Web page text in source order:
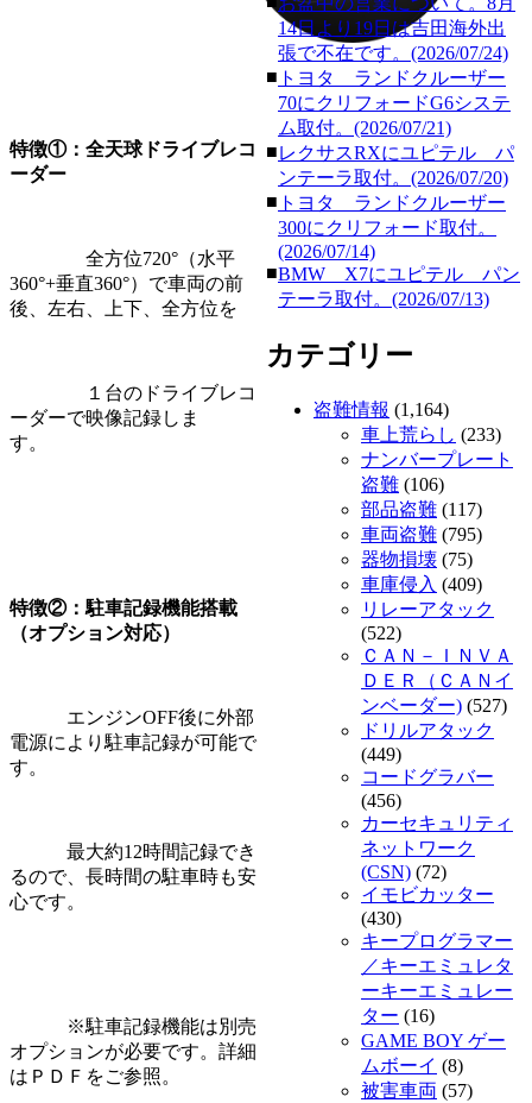
特徴①：全天球ドライブレコ
ーダー
全方位720°（水平
360°+垂直360°）で車両の前
後、左右、上下、全方位を
１台のドライブレコ
ーダーで映像記録しま
す。
特徴②：駐車記録機能搭載
（オプション対応）
エンジンOFF後に外部
電源により駐車記録が可能で
す。
最大約12時間記録でき
るので、長時間の駐車時も安
心です。
※駐車記録機能は別売
オプションが必要です。詳細
はＰＤＦをご参照。
14日より19日は吉田海外出
張で不在です。(2026/07/24)
■ トヨタ ランドクルーザー
70にクリフォードG6システ
ム取付。(2026/07/21)
■レクサスRXにユピテル パ
ンテーラ取付。(2026/07/20)
■ トヨタ ランドクルーザー
300にクリフォード取付。
(2026/07/14)
■BMW X7にユピテル パン
テーラ取付。(2026/07/13)
カテゴリー
盗難情報 (1,164)
車上荒らし (233)
ナンバープレート
盗難 (106)
部品盗難 (117)
車両盗難 (795)
器物損壊 (75)
車庫侵入 (409)
リレーアタック
(522)
ＣＡＮ－ＩＮＶＡ
ＤＥＲ（ＣＡＮイ
ンベーダー) (527)
ドリルアタック
(449)
コードグラバー
(456)
カーセキュリティ
ネットワーク
(CSN) (72)
イモビカッター
(430)
キープログラマー
／キーエミュレタ
ーキーエミュレー
ター (16)
GAME BOY ゲー
ムボーイ (8)
被害車両 (57)